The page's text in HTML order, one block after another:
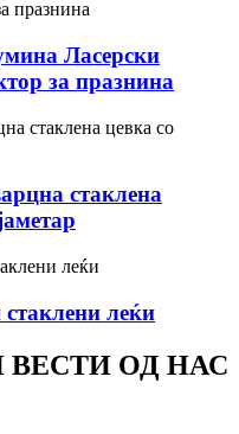
Ласерски
за празнина
стаклена
леќи
ВЕСТИ ОД НАС